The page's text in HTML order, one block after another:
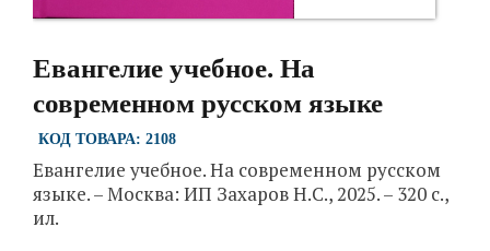
Евангелие учебное. На
современном русском языке
КОД ТОВАРА: 2108
Евангелие учебное. На современном русском
языке. – Москва: ИП Захаров Н.С., 2025. – 320 с.,
ил.